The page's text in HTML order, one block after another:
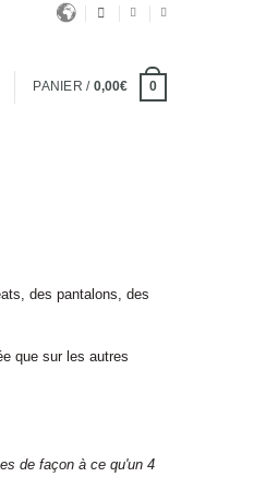
PANIER / 0,00€ 0
des pantalons, des
que sur les autres
de façon à ce qu'un 4